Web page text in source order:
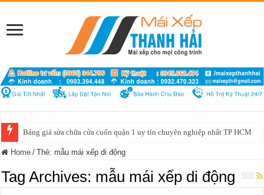
Bảng giá sửa chữa cửa cuốn quận 1 uy tín chuyên nghiệp nhất TP HCM
Home / Thẻ:mẫu mái xếp di động
Tag Archives: mẫu mái xếp di động